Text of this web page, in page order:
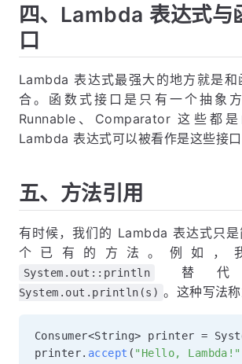
四、Lambda 表达式与
口
Lambda 表达式最强大的地方就是
合。函数式接口是只有一个抽象
Runnable、Comparator 这些都是
Lambda 表达式可以被看作是这些接口
五、方法引用
有时候，我们的 Lambda 表达式只
个已有的方法。例如，
System.out::println 替
System.out.println(s) 。这种写法称
Consumer<String> printer =
printer. accept ( "Hello, Lambda!"